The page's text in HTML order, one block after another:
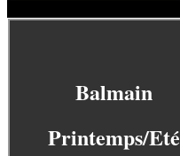
Balmain
Printemps/Eté